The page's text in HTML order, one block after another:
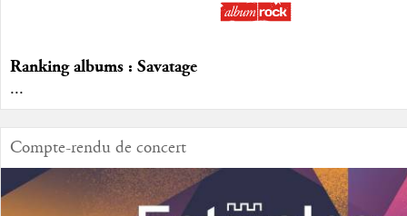
Ranking albums : Savatage
...
Compte-rendu de concert